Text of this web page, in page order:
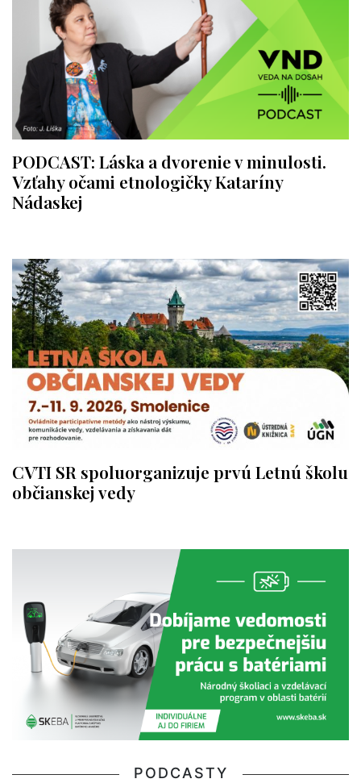
PODCAST: Láska a dvorenie v minulosti.
Vzťahy očami etnologičky Kataríny
Nádaskej
CVTI SR spoluorganizuje prvú Letnú školu
občianskej vedy
PODCASTY